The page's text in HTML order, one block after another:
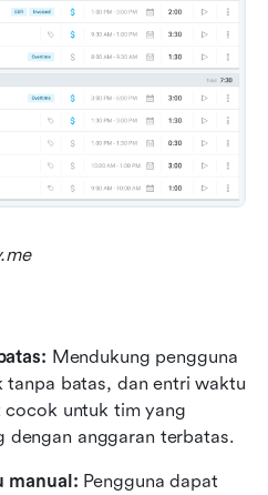
Mendukung pengguna
batas, dan entri waktu
cocok untuk tim yang
dengan anggaran terbatas.
manual: Pengguna dapat